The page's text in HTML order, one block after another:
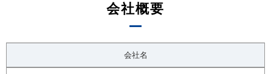
会社概要
会社名